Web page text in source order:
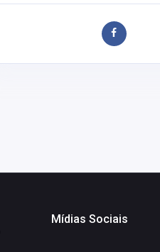
Mídias Sociais